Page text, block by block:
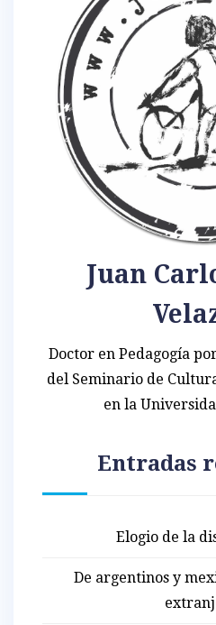
Juan
Doctor en Pedagogía
del Seminario de
en la
Entradas
Elogio de la
De argentinos y